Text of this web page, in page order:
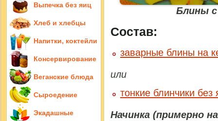
Блины
Состав:
заварные блины на
или
тонкие блинчики без
Начинка (примерно
Выпечка без яиц
Хлеб и хлебцы
Напитки, коктейли
Консервирование
Веганские блюда
Сыроедение
Экадашные